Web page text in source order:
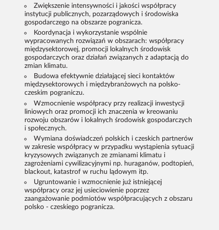
Zwiększenie intensywności i jakości współpracy
instytucji publicznych, pozarządowych i środowiska
gospodarczego na obszarze pogranicza.
Koordynacja i wykorzystanie wspólnie
wypracowanych rozwiązań w obszarach: współpracy
międzysektorowej, promocji lokalnych środowisk
gospodarczych oraz działań związanych z adaptacją do
zmian klimatu.
Budowa efektywnie działającej sieci kontaktów
międzysektorowych i międzybranżowych na polsko-
czeskim pograniczu.
Wzmocnienie współpracy przy realizacji inwestycji
liniowych oraz promocji ich znaczenia w kreowaniu
rozwoju obszarów i lokalnych środowisk gospodarczych
i społecznych.
Wymiana doświadczeń polskich i czeskich partnerów
w zakresie współpracy w przypadku wystąpienia sytuacji
kryzysowych związanych ze zmianami klimatu i
zagrożeniami cywilizacyjnymi np. huraganów, podtopień,
blackout, katastrof w ruchu lądowym itp.
Ugruntowanie i wzmocnienie już istniejącej
współpracy oraz jej usieciowienie poprzez
zaangażowanie podmiotów współpracujących z obszaru
polsko - czeskiego pogranicza.